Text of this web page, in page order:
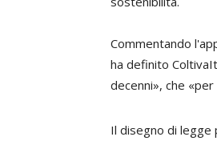
Commentando
ha definito
decenni», che
Il disegno di